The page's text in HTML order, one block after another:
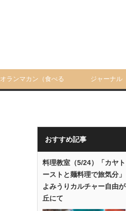
オランマカン（食べる ジャーナル
おすすめ記事
料理教室（5/24）「カヤト
ーストと麺料理で旅気分」
よみうりカルチャー自由が
丘にて